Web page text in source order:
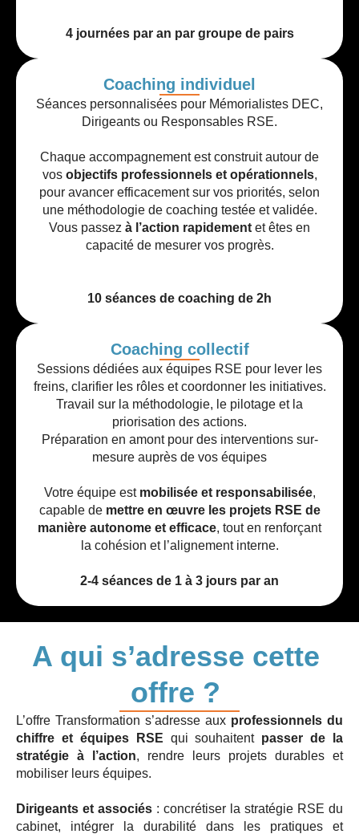
4 journées par an par groupe de pairs
Coaching individuel
Séances personnalisées pour Mémorialistes DEC,
Dirigeants ou Responsables RSE.
Chaque accompagnement est construit autour de
vos objectifs professionnels et opérationnels,
pour avancer efficacement sur vos priorités, selon
une méthodologie de coaching testée et validée.
Vous passez à l’action rapidement et êtes en
capacité de mesurer vos progrès.
10 séances de coaching de 2h
Coaching collectif
Sessions dédiées aux équipes RSE pour lever les
freins, clarifier les rôles et coordonner les initiatives.
Travail sur la méthodologie, le pilotage et la
priorisation des actions.
Préparation en amont pour des interventions sur-
mesure auprès de vos équipes
Votre équipe est mobilisée et responsabilisée,
capable de mettre en œuvre les projets RSE de
manière autonome et efficace, tout en renforçant
la cohésion et l’alignement interne.
2-4 séances de 1 à 3 jours par an
A qui s’adresse cette
offre ?
L’offre Transformation s’adresse aux professionnels du
chiffre et équipes RSE qui souhaitent passer de la
stratégie à l’action, rendre leurs projets durables et
mobiliser leurs équipes.
Dirigeants et associés : concrétiser la stratégie RSE du
cabinet, intégrer la durabilité dans les pratiques et